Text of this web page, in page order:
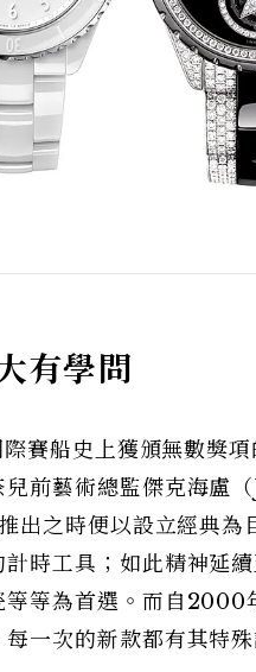
有學問
賽船史上獲頒無數獎
兒前藝術總監傑克海
出之時便以設立經典
時工具；如此精神延
等為首選。而自2000
一次的新款都有其特